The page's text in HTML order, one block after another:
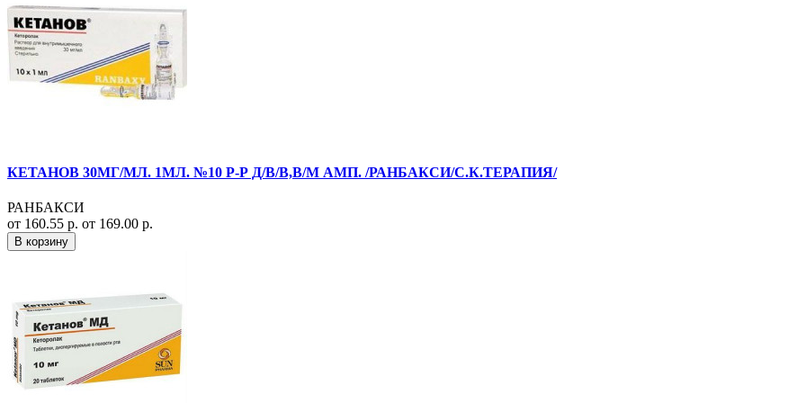
КЕТАНОВ 30МГ/МЛ. 1МЛ. №10 Р-Р Д/В/В,В/М АМП. /РАНБАКСИ/С.К.ТЕРАПИЯ/
РАНБАКСИ
от 160.55 р. от 169.00 р.
В корзину